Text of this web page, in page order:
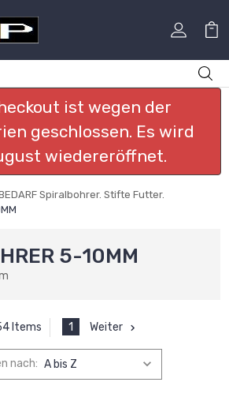
ist wegen der
geschlossen. Es wird
wiedereröffnet.
Spiralbohrer. Stifte Futter.
5-10MM
Items 1 Weiter
nach: